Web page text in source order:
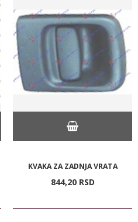
KVAKA ZA ZADNJA VRATA
844,20 RSD